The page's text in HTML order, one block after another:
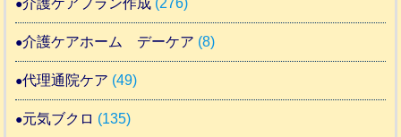
介護ケアホーム デーケア (8)
代理通院ケア (49)
元気ブクロ (135)